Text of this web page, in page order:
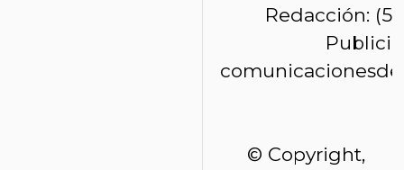
Redacción:
© Copyright,